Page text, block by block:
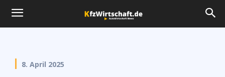
8. April 2025